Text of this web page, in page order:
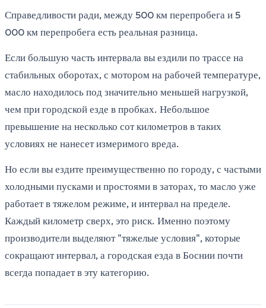
Справедливости ради, между 500 км перепробега и 5
000 км перепробега есть реальная разница.
Если большую часть интервала вы ездили по трассе на
стабильных оборотах, с мотором на рабочей температуре,
масло находилось под значительно меньшей нагрузкой,
чем при городской езде в пробках. Небольшое
превышение на несколько сот километров в таких
условиях не нанесет измеримого вреда.
Но если вы ездите преимущественно по городу, с частыми
холодными пусками и простоями в заторах, то масло уже
работает в тяжелом режиме, и интервал на пределе.
Каждый километр сверх, это риск. Именно поэтому
производители выделяют "тяжелые условия", которые
сокращают интервал, а городская езда в Боснии почти
всегда попадает в эту категорию.